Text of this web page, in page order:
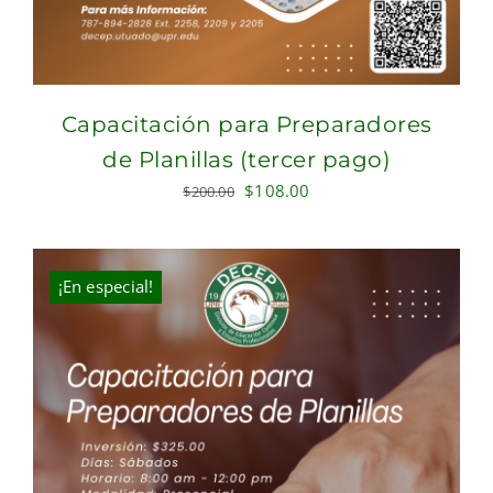
Capacitación para Preparadores
de Planillas (tercer pago)
$200.00 Original
was:
$200.00.
$108.00
is:
¡En especial!